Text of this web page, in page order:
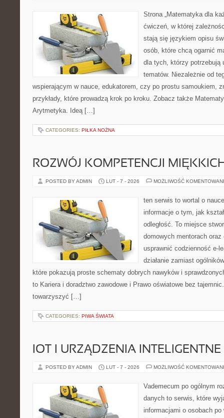
Strona „Matematyka dla
ćwiczeń, w której
stają się językiem opisu
osób, które chcą ogarnić
dla tych, którzy potrzebują
tematów. Niezależnie od
wspierającym w nauce, edukatorem, czy po prostu samoukiem,
przykłady, które prowadzą krok po kroku. Zobacz także
Arytmetyka. Ideą […]
CATEGORIES: PIŁKA NOŻNA
ROZWÓJ KOMPETENCJI
POSTED BY ADMIN LUT - 7 - 2026 MOŻLIWOŚĆ
ten serwis to wortal o
informacje o tym, jak
odległość. To miejsce
domowych mentorach
usprawnić codzienność e-
działanie zamiast
które pokazują proste schematy dobrych nawyków i
to Kariera i doradztwo zawodowe i Prawo oświatowe bez
towarzyszyć […]
CATEGORIES: PIWA ŚWIATA
IOT I URZĄDZENIA INTELIGENTNE
POSTED BY ADMIN LUT - 7 - 2026 MOŻLIWOŚĆ
Vademecum po ogólnym
danych to serwis, które
informacjami o osobach